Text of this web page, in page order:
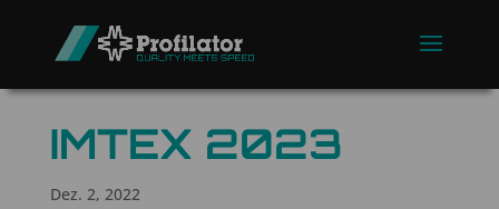
IMTEX 2023
Dez. 2, 2022